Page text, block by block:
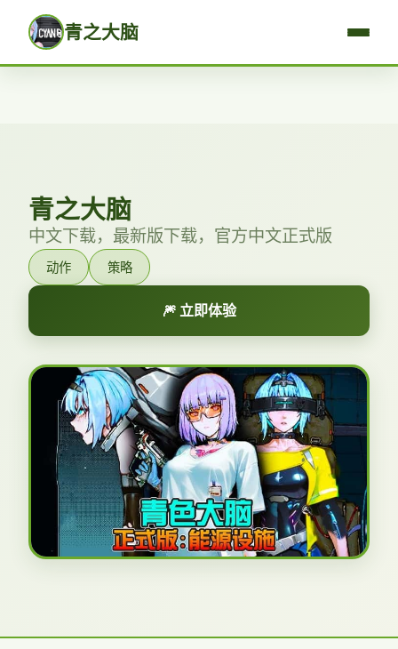
青之大脑
青之大脑
中文下载，最新版下载，官方中文正式版
动作 策略
🎆 立即体验